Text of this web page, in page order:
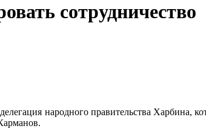
сотрудничество
народного правительства Харбина,